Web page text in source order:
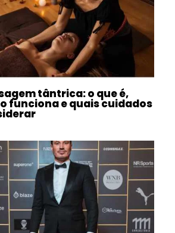
tântrica: o que é,
funciona e quais cuidados